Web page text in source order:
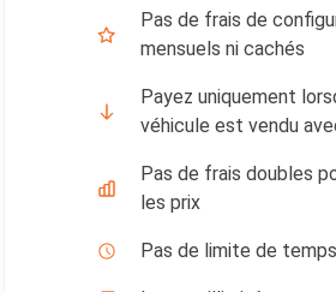
Pas de frais de
mensuels ni cachés
Payez uniquement
véhicule est vendu
Pas de frais doubles
les prix
Pas de limite de temps